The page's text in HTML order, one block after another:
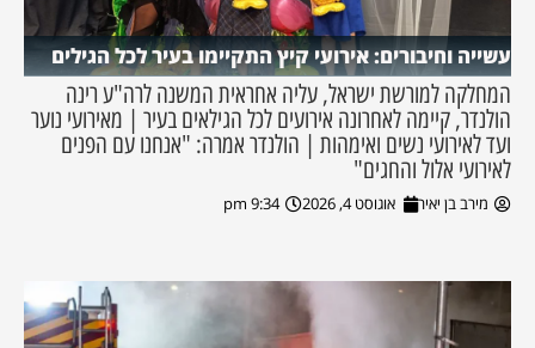
עשייה וחיבורים: אירועי קיץ התקיימו בעיר לכל הגילים
המחלקה למורשת ישראל, עליה אחראית המשנה לרה"ע רינה
הולנדר, קיימה לאחרונה אירועים לכל הגילאים בעיר | מאירועי נוער
ועד לאירועי נשים ואימהות | הולנדר אמרה: "אנחנו עם הפנים
לאירועי אלול והחגים"
מירב בן יאיר אוגוסט 4, 2026 9:34 pm